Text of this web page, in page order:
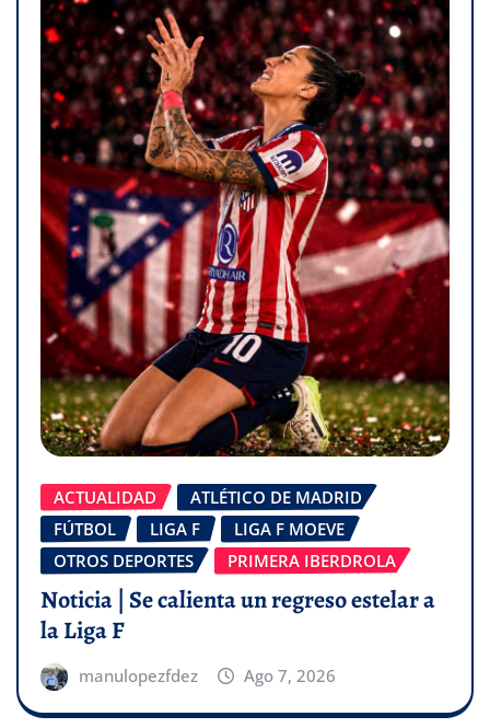
ACTUALIDAD
ATLÉTICO DE MADRID
FÚTBOL
LIGA F
LIGA F MOEVE
OTROS DEPORTES
PRIMERA IBERDROLA
Noticia | Se calienta un regreso estelar a
la Liga F
manulopezfdez Ago 7, 2026